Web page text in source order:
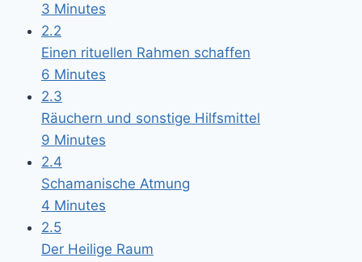
3 Minutes
2.2
Einen rituellen Rahmen schaffen
6 Minutes
2.3
Räuchern und sonstige Hilfsmittel
9 Minutes
2.4
Schamanische Atmung
4 Minutes
2.5
Der Heilige Raum